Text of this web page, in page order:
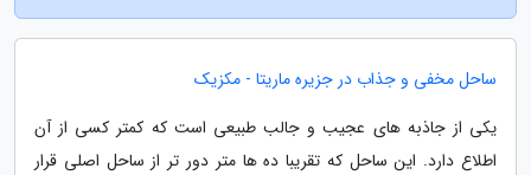
ساحل مخفی و جذاب در جزیره ماریتا - مکزیک
یکی از جاذبه های عجیب و جالب طبیعی است که کمتر کسی از آن
اطلاع دارد. این ساحل که تقریبا ده ها متر دور تر از ساحل اصلی قرار